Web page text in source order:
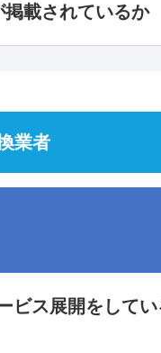
載されているか
業者
ビス展開をして